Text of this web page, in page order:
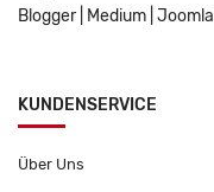
Blogger
Medium Joomla
KUNDENSERVICE
Über Uns